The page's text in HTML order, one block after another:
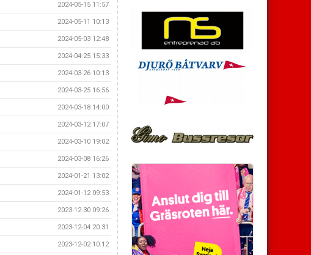
2024-05-15 11:57
2024-05-11 10:13
2024-05-03 12:48
2024-04-25 15:33
2024-03-26 10:13
2024-03-25 16:56
2024-03-18 14:00
2024-03-12 17:07
2024-03-10 19:02
2024-03-08 16:26
2024-01-21 13:02
2024-01-12 09:53
2023-12-30 09:26
2023-12-04 20:31
2023-12-02 10:12